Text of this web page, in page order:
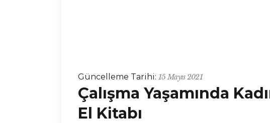
Güncelleme Tarihi: 15 Mayıs 2021
Çalışma Yaşamında
El Kitabı